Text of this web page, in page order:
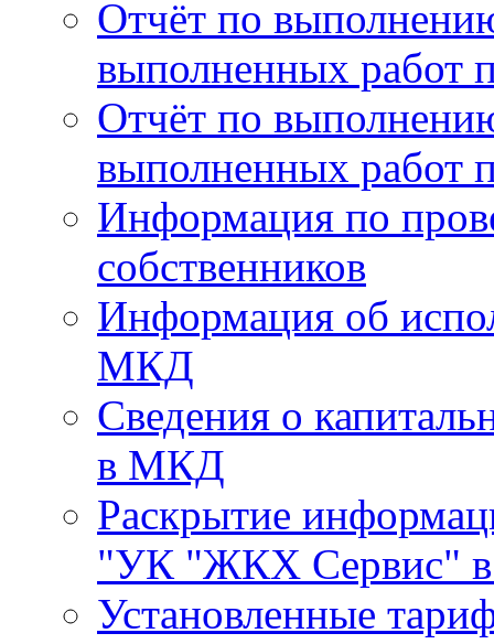
Отчёт по
выполненных работ
Отчёт по
выполненных работ
Информация по
собственников
Информация об
МКД
Сведения о
в МКД
Раскрытие
"УК "ЖКХ Сервис" в
Установленные